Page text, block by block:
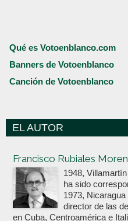
Qué es Votoenblanco.com
Banners de Votoenblanco
Canción de Votoenblanco
EL AUTOR
Francisco Rubiales
1948,
ha sido
1973,
director de las
en Cuba, Centroamérica e